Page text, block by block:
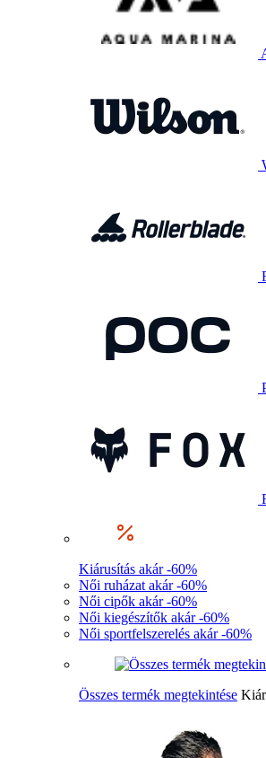
Kiárusítás akár -60%
Női ruházat akár -60%
Női cipők akár -60%
Női kiegészítők akár -60%
Női sportfelszerelés akár -60%
Összes termék megtekintése